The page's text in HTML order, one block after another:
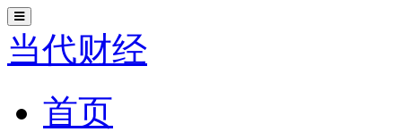
切
换
导
航
当代财经
首页